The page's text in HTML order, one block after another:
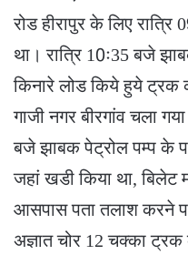
रोड हीरापुर के लिए
था। रात्रि 10ः35 बजे
किनारे लोड किये हुये ट्रक
गाजी नगर बीरगांव चला
बजे झाबक पेट्रोल पम्प के
जहां खडी किया था, बिलेट
आसपास पता तलाश करने
अज्ञात चोर 12 चक्का